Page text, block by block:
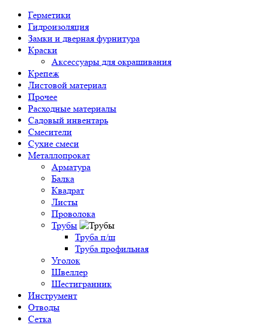
Герметики
Гидроизоляция
Замки и дверная фурнитура
Краски
Аксессуары для окрашивания
Крепеж
Листовой материал
Прочее
Расходные материалы
Садовый инвентарь
Смесители
Сухие смеси
Металлопрокат
Арматура
Балка
Квадрат
Листы
Проволока
Трубы
Труба п/ш
Труба профильная
Уголок
Швеллер
Шестигранник
Инструмент
Отводы
Сетка